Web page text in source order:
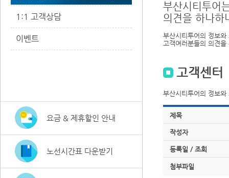
1:1 고객상담
이벤트
요금 & 제휴할인 안내
노선시간표 다운받기
부산시티투어
의견을 하나하
부산시티투어의 정보
고객여러분들의 의견
고객센터
부산시티투어의 정보
제목
작성자
등록일 / 조회
첨부파일